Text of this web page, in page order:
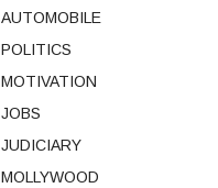
AUTOMOBILE
POLITICS
MOTIVATION
JOBS
JUDICIARY
MOLLYWOOD